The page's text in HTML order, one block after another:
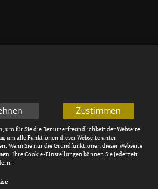
Zustimmen
um für Sie die Benutzerfreundlichkeit der Webseite
, um alle Funktionen dieser Webseite unter
Wenn Sie nur die Grundfunktionen dieser Webseite
. Ihre Cookie-Einstellungen können Sie jederzeit